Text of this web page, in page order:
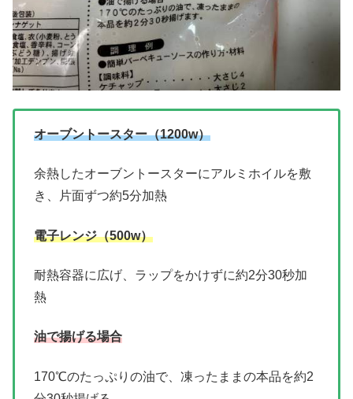
オーブントースター（1200w）
余熱したオーブントースターにアルミホイルを敷
き、片面ずつ約5分加熱
電子レンジ（500w）
耐熱容器に広げ、ラップをかけずに約2分30秒加
熱
油で揚げる場合
170℃のたっぷりの油で、凍ったままの本品を約2